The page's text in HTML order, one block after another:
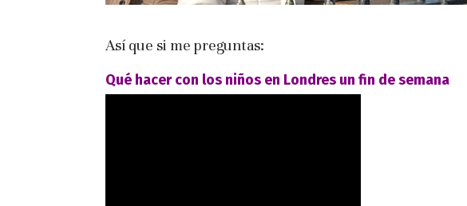
Así que si me preguntas:
Qué hacer con los niños en Londres un fin de semana